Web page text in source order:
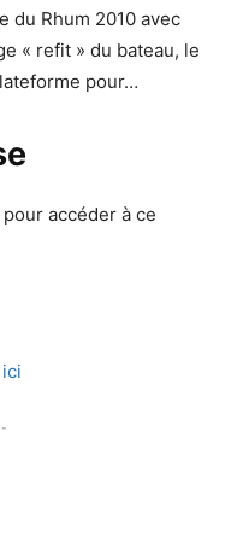
du Rhum 2010 avec
« refit » du bateau, le
pour…
accéder à ce